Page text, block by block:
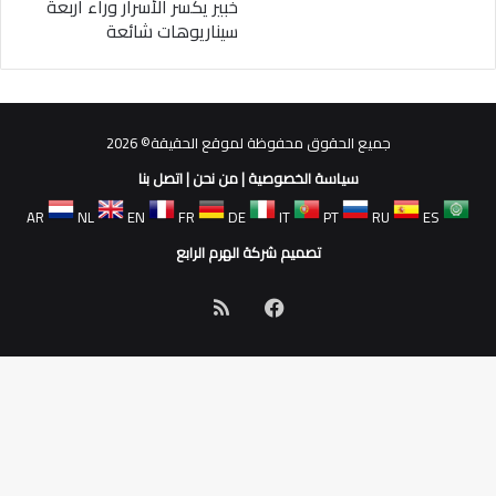
خبير يكسر الأسرار وراء أربعة
سيناريوهات شائعة
جميع الحقوق محفوظة لموقع الحقيقة© 2026
سياسة الخصوصية|من نحن|اتصل بنا
AR
NL EN FR DE IT PT RU
ES
تصميم شركة الهرم الرابع
فيسبوك
الموقع